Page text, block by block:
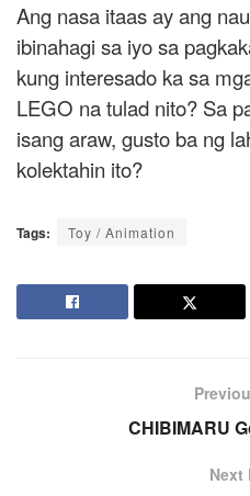
Ang nasa itaas ay ang
ibinahagi sa iyo sa
kung interesado ka sa
LEGO na tulad nito? Sa
isang araw, gusto ba ng
kolektahin ito?
Tags: Toy / Animation
CHIBIMARU
Next